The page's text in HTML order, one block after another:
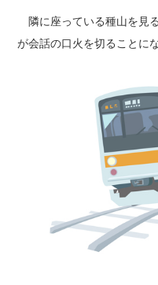
隣に座っている種山を見
が会話の口火を切ることにな